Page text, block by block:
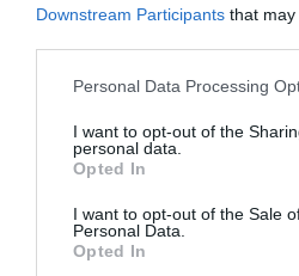
Downstream Participants that
Personal Data Processing
I want to opt-out of the
personal data.
Opted In
I want to opt-out of the Sale
Personal Data.
Opted In
Etats-Unis), Aurélien
Stéphane Mbia (FC Séville,
(Lyon, France).
Eyong Enoh (Standard
(Osasuna, Espagne), Edgar